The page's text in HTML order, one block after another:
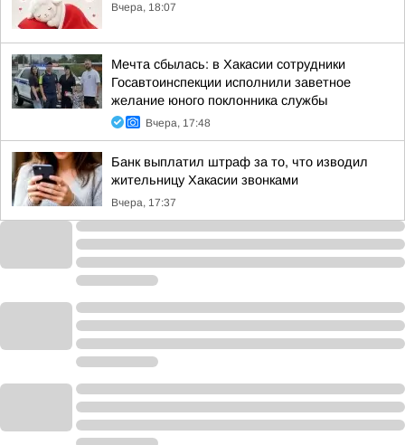
Вчера, 18:07
Мечта сбылась: в Хакасии сотрудники
Госавтоинспекции исполнили заветное
желание юного поклонника службы
Вчера, 17:48
Банк выплатил штраф за то, что изводил
жительницу Хакасии звонками
Вчера, 17:37